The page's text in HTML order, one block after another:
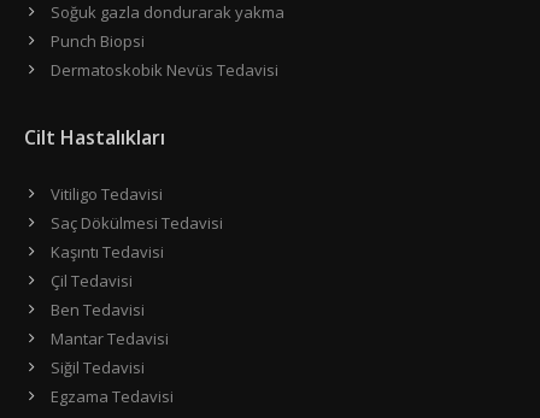
Soğuk gazla dondurarak yakma
Punch Biopsi
Dermatoskobik Nevüs Tedavisi
Cilt Hastalıkları
Vitiligo Tedavisi
Saç Dökülmesi Tedavisi
Kaşıntı Tedavisi
Çil Tedavisi
Ben Tedavisi
Mantar Tedavisi
Siğil Tedavisi
Egzama Tedavisi